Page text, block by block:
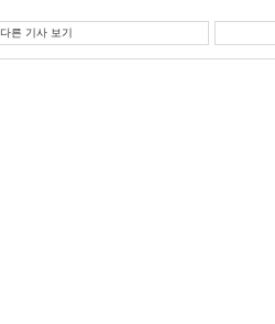
다른 기사 보기